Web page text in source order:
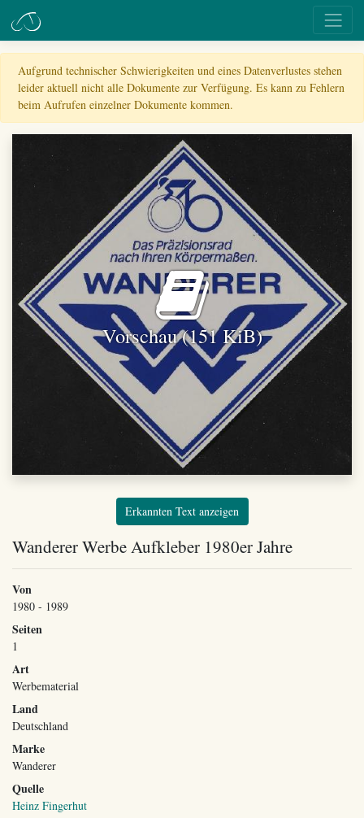
Aufgrund technischer Schwierigkeiten und eines Datenverlustes stehen
leider aktuell nicht alle Dokumente zur Verfügung. Es kann zu Fehlern
beim Aufrufen einzelner Dokumente kommen.
Vorschau (151 KiB)
Erkannten Text anzeigen
Wanderer Werbe Aufkleber 1980er Jahre
Von
1980 - 1989
Seiten
1
Art
Werbematerial
Land
Deutschland
Marke
Wanderer
Quelle
Heinz Fingerhut